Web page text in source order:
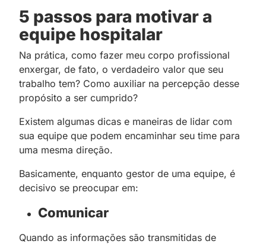
5 passos para motivar a
equipe hospitalar
Na prática, como fazer meu corpo profissional
enxergar, de fato, o verdadeiro valor que seu
trabalho tem? Como auxiliar na percepção desse
propósito a ser cumprido?
Existem algumas dicas e maneiras de lidar com
sua equipe que podem encaminhar seu time para
uma mesma direção.
Basicamente, enquanto gestor de uma equipe, é
decisivo se preocupar em:
Comunicar
Quando as informações são transmitidas de